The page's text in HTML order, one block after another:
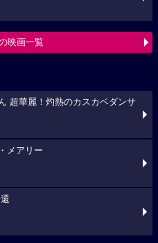
映画一覧
超華麗！灼熱のカスカベダンサ
メアリー